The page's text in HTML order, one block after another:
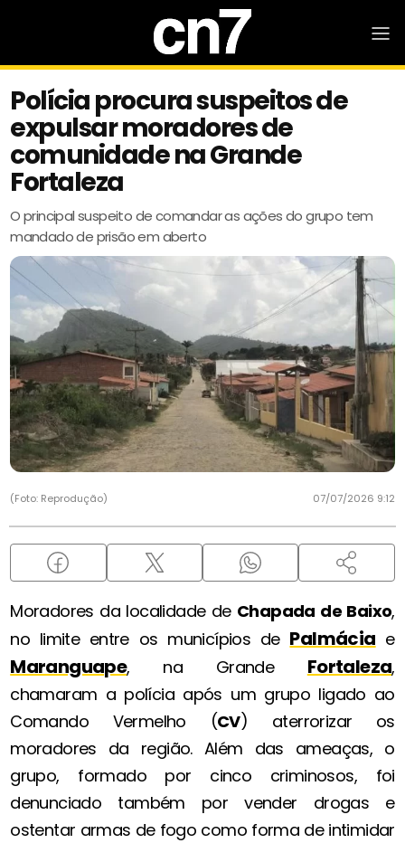
Polícia procura suspeitos de
expulsar moradores de
comunidade na Grande
Fortaleza
O principal suspeito de comandar as ações do grupo tem
mandado de prisão em aberto
(Foto: Reprodução) 07/07/2026 9:12
Moradores da localidade de Chapada de Baixo,
no limite entre os municípios de Palmácia e
Maranguape, na Grande Fortaleza,
chamaram a polícia após um grupo ligado ao
Comando Vermelho (CV) aterrorizar os
moradores da região. Além das ameaças, o
grupo, formado por cinco criminosos, foi
denunciado também por vender drogas e
ostentar armas de fogo como forma de intimidar